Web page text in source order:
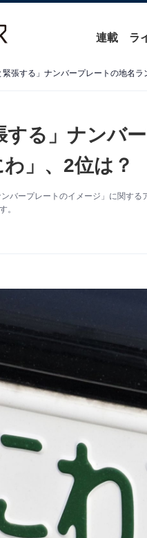
連載 ラ
緊張する」ナンバープレートの地名
する」ナンバ
」、2位は？
バープレートのイメージ」に関す
。